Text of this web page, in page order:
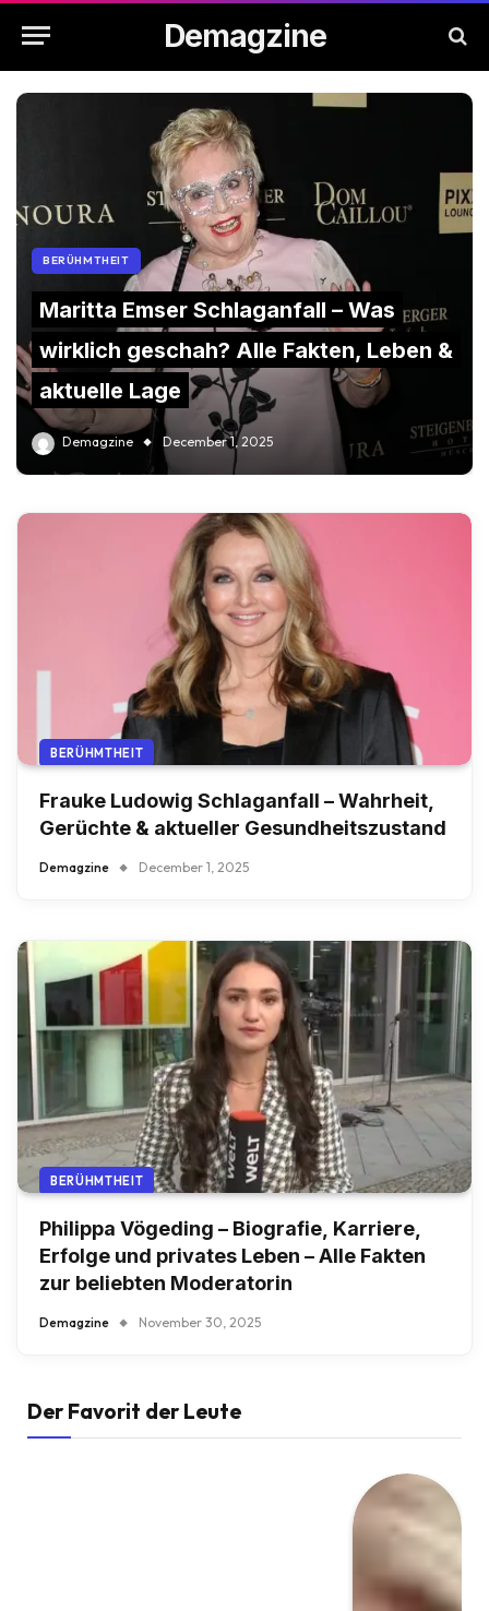
Demagzine
BERÜHMTHEIT
Maritta Emser Schlaganfall – Was
wirklich geschah? Alle Fakten, Leben &
aktuelle Lage
Demagzine December 1, 2025
BERÜHMTHEIT
Frauke Ludowig Schlaganfall – Wahrheit,
Gerüchte & aktueller Gesundheitszustand
Demagzine December 1, 2025
BERÜHMTHEIT
Philippa Vögeding – Biografie, Karriere,
Erfolge und privates Leben – Alle Fakten
zur beliebten Moderatorin
Demagzine November 30, 2025
Der Favorit der Leute